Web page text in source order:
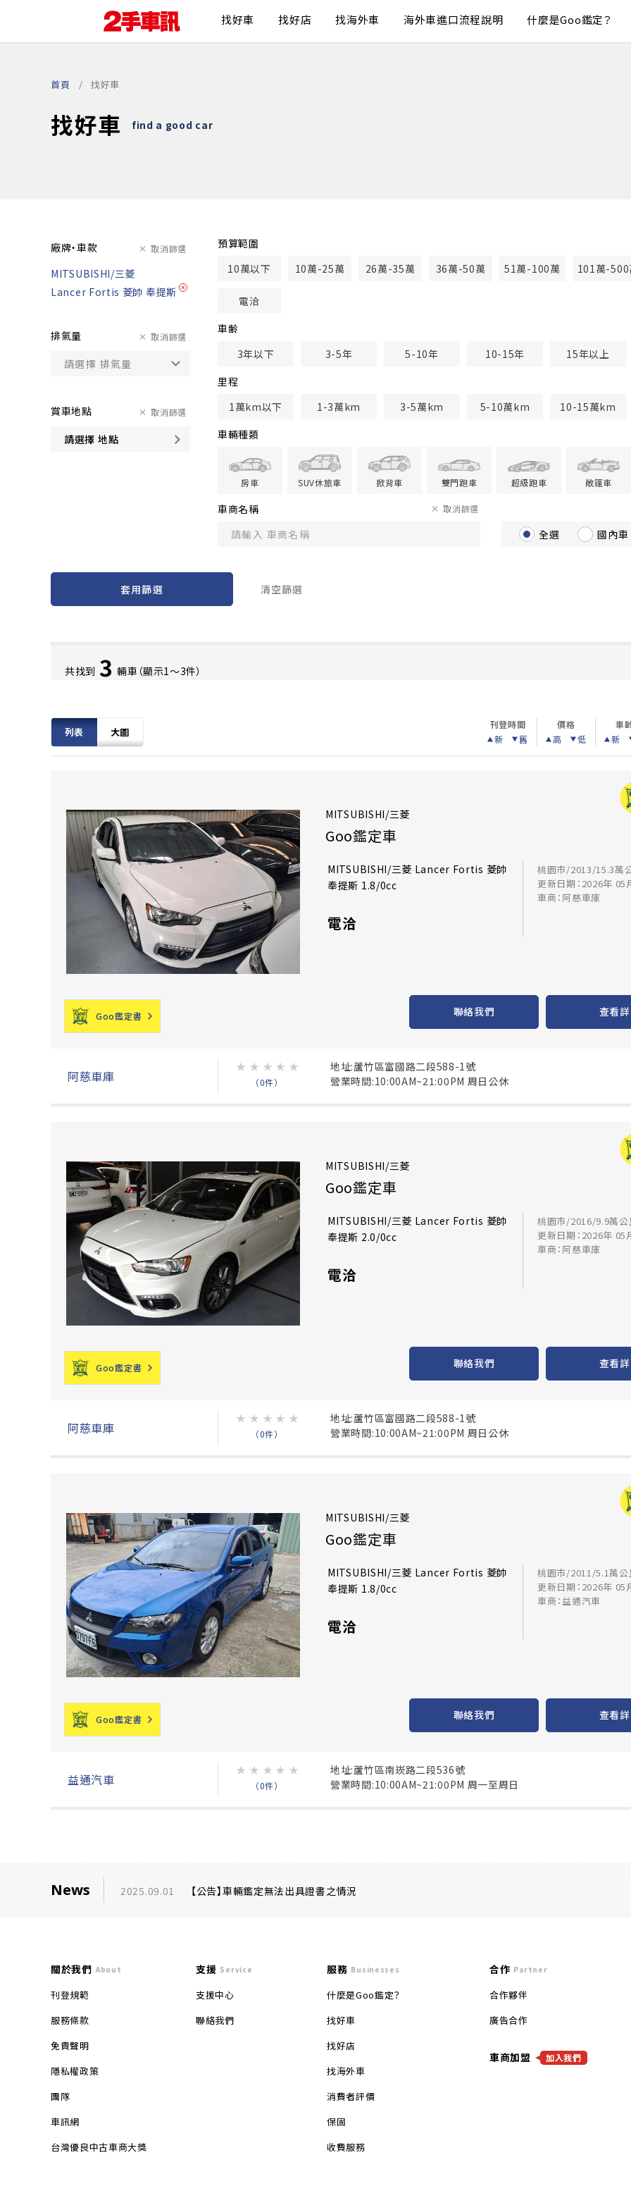
找好車 找好店 找海外車 海外車進口流程說明 什麼是Goo鑑定？
首頁 找好車
找好車 find a good car
廠牌・車款 取消篩選
MITSUBISHI/三菱
Lancer Fortis 菱帥 奉提斯
排氣量 取消篩選
賞車地點
請選擇 地點
取消篩選
預算範圍
10萬以下
10萬-25萬 26萬-35萬 36萬-50萬 51萬-100萬 101萬-500
電洽
車齢
3年以下
3-5年 5-10年 10-15年
15年以上
里程
1萬km以下
1-3萬km 3-5萬km 5-10萬km
10-15萬km
車輛種類
房車 SUV休旅車 掀背車 雙門跑車 超級跑車 敞篷車
車商名稱 取消篩選
全選 國內車
套用篩選 清空篩選
共找到 3 輛車（顯示1〜3件）
列表 大圖
刊登時間
新
舊
價格
高
低
車
新
MITSUBISHI/三菱
Goo鑑定車
MITSUBISHI/三菱 Lancer Fortis 菱帥
奉提斯 1.8/0cc
電洽
桃園市/2013/15.3萬
更新日期：2026年 05
車商：阿慈車庫
Goo鑑定書 聯絡我們 查看
阿慈車庫
★ ★ ★ ★ ★
（0件）
地址:蘆竹區富國路二段588-1號
營業時間:10:00AM~21:00PM 周日公休
MITSUBISHI/三菱
Goo鑑定車
MITSUBISHI/三菱 Lancer Fortis 菱帥
奉提斯 2.0/0cc
電洽
桃園市/2016/9.9萬公
更新日期：2026年 05
車商：阿慈車庫
Goo鑑定書 聯絡我們 查看
阿慈車庫
★ ★ ★ ★ ★
（0件）
地址:蘆竹區富國路二段588-1號
營業時間:10:00AM~21:00PM 周日公休
MITSUBISHI/三菱
Goo鑑定車
MITSUBISHI/三菱 Lancer Fortis 菱帥
奉提斯 1.8/0cc
電洽
桃園市/2011/5.1萬公
更新日期：2026年 05
車商：益通汽車
Goo鑑定書 聯絡我們 查看
益通汽車
★ ★ ★ ★ ★
（0件）
地址:蘆竹區南崁路二段536號
營業時間:10:00AM~21:00PM 周一至周日
News 2025.09.01 【公告】車輛鑑定無法出具證書之情況
關於我們 About
刊登規範
服務條款
免責聲明
隱私權政策
團隊
車訊網
台灣優良中古車商大獎
支援 Service
支援中心
聯絡我們
服務 Businesses
什麼是Goo鑑定？
找好車
找好店
找海外車
消費者評價
保固
收費服務
合作 Partner
合作夥伴
廣告合作
車商加盟 加入我們